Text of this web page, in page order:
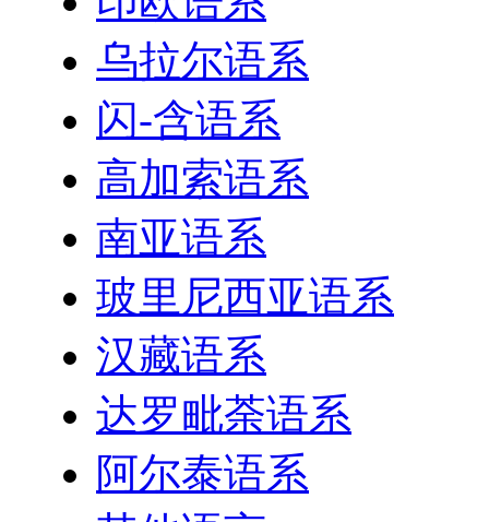
乌拉尔语系
闪-含语系
高加索语系
南亚语系
玻里尼西亚语系
汉藏语系
达罗毗荼语系
阿尔泰语系